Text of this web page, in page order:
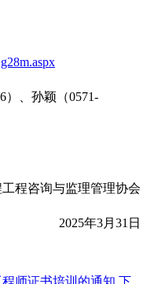
）、孙颖（0571-
程咨询与监理管理协会
2025年3月31日
师证书培训的通知 下